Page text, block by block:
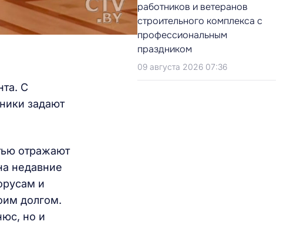
С
задают
отражают
недавние
и
долгом.
но и
работников и ветеранов
строительного комплекса с
профессиональным
праздником
09 августа 2026 07:36